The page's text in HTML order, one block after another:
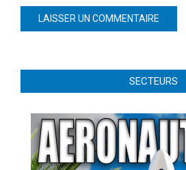
SECTEURS